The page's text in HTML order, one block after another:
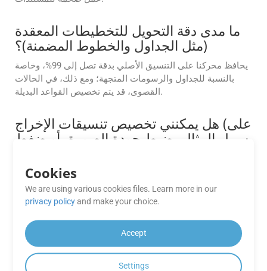
ما مدى دقة التحويل للتخطيطات المعقدة
(مثل الجداول والخطوط المضمنة)؟
يحافظ محركنا على التنسيق الأصلي بدقة تصل إلى 99%، وخاصة
بالنسبة للجداول والرسومات المتجهة؛ ومع ذلك، في الحالات
القصوى، قد يتم تخصيص القواعد البديلة.
هل يمكنني تخصيص تنسيقات الإخراج (على
سبيل المثال، ضبط جودة الصورة، أو ضغط
نعم، توفر واجهات برمجة التطبيقات خيارات تخصيص متقدمة،
مثل ضبط جودة الصورة لملفات PDF، وتحديد نطاقات الصفحات
للتحويل، وضبط مستويات الضغط. راجع الوثائق للحصول على
هل تتوفر مجموعة أدوات تطوير برمجيات
للجوال لبناء تطبيقات Android؟
Cookies
We are using various cookies files. Learn more in our
privacy policyand make your choice.
Accept
Settings